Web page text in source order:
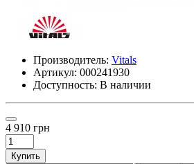
Производитель: Vitals
Артикул: 000241930
Доступность: В наличии
4 910 грн
Купить